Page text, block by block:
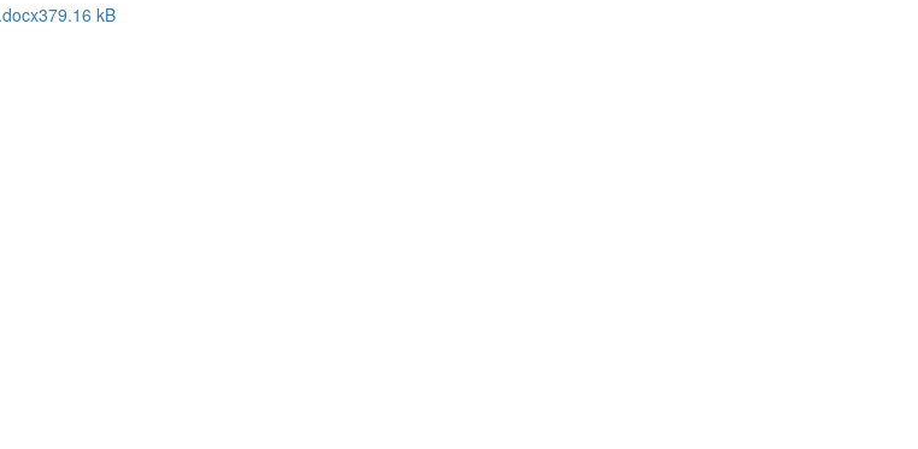
379.16 kB